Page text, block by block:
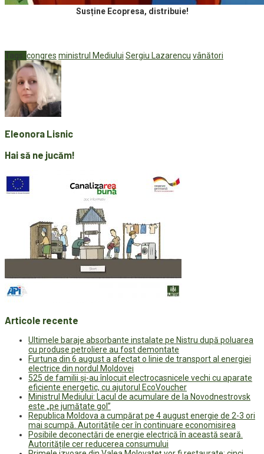
Susține Ecopresa, distribuie!
Tags: congres ministrul Mediului Sergiu Lazarencu vânători
Eleonora Lisnic
Hai să ne jucăm!
Articole recente
Ultimele baraje absorbante instalate pe Nistru după poluarea
cu produse petroliere au fost demontate
Furtuna din 6 august a afectat o linie de transport al energiei
electrice din nordul Moldovei
525 de familii și-au înlocuit electrocasnicele vechi cu aparate
eficiente energetic, cu ajutorul EcoVoucher
Ministrul Mediului: Lacul de acumulare de la Novodnestrovsk
este „pe jumătate gol”
Republica Moldova a cumpărat pe 4 august energie de 2-3 ori
mai scumpă. Autoritățile cer în continuare economisirea
Posibile deconectări de energie electrică în această seară.
Autoritățile cer reducerea consumului